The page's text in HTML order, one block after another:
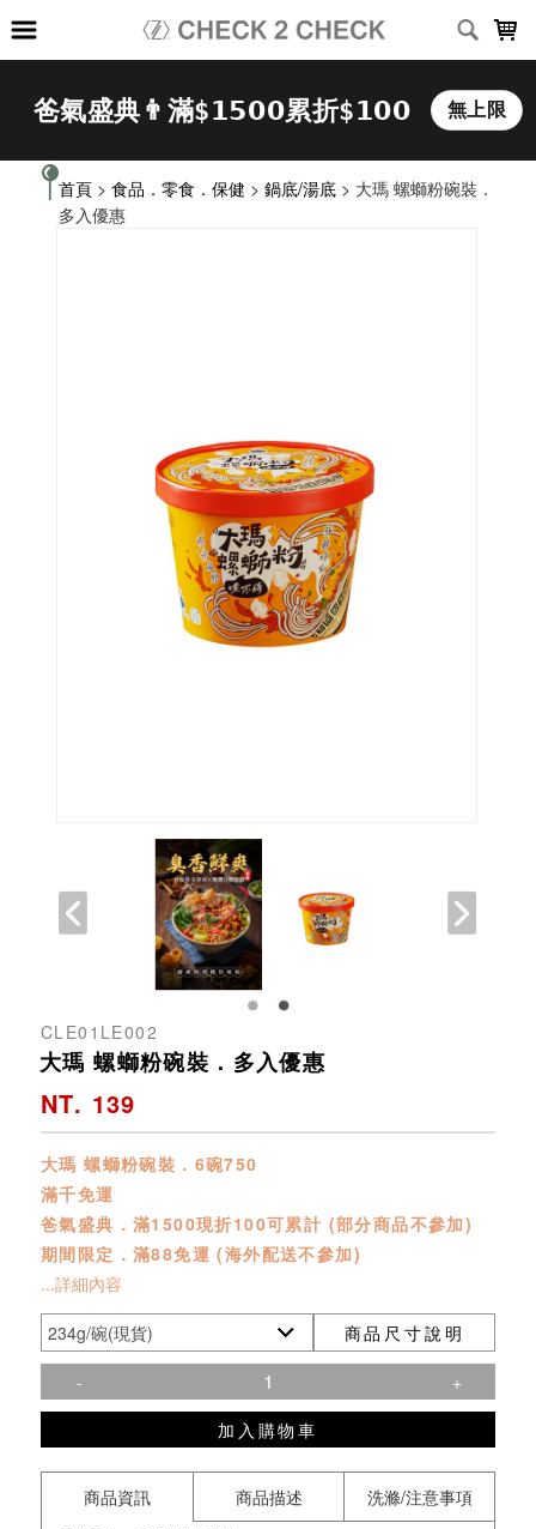
首頁 > 食品．零食．保健 > 鍋底/湯底 > 大瑪 螺螄粉碗裝．
多入優惠
CLE01LE002
大瑪 螺螄粉碗裝．多入優惠
NT. 139
大瑪 螺螄粉碗裝．6碗750
滿千免運
爸氣盛典．滿1500現折100可累計 (部分商品不參加)
期間限定．滿88免運 (海外配送不參加)
...詳細內容
商品尺寸說明
-
+
加入購物車
商品資訊 商品描述 洗滌/注意事項